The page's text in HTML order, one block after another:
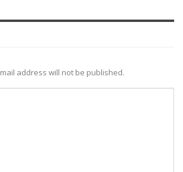
address will not be published.